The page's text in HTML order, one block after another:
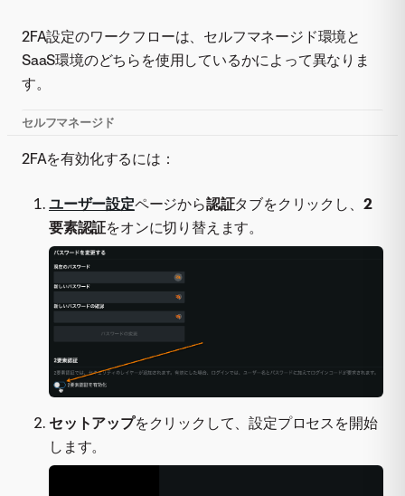
2FA設定のワークフローは、セルフマネージド環境と
SaaS環境のどちらを使用しているかによって異なりま
す。
セルフマネージド
2FAを有効化するには：
ユーザー設定ページから認証タブをクリックし、 2
要素認証をオンに切り替えます。
セットアップをクリックして、設定プロセスを開始
します。